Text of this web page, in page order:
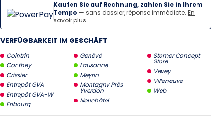
Kaufen Sie auf Rechnung, zahlen Sie in Ihrem
Tempo — sans dossier, réponse immédiate.En
savoir plus
VERFÜGBARKEIT IM GESCHÄFT
Cointrin
Conthey
Crissier
Entrepôt GVA
Entrepôt GVA-W
Fribourg
Genève
Lausanne
Meyrin
Montagny Près
Yverdon
Neuchâtel
Stomer Concept
Store
Vevey
Villeneuve
Web